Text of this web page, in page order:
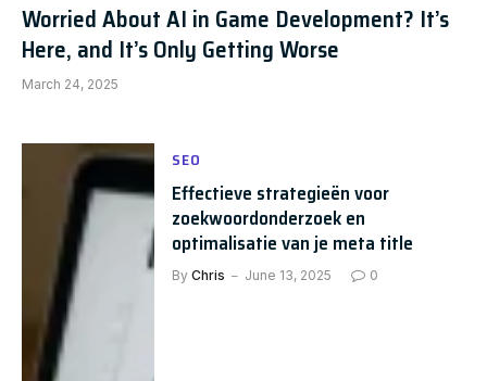
Worried About AI in Game Development? It’s
Here, and It’s Only Getting Worse
March 24, 2025
SEO
Effectieve strategieën voor
zoekwoordonderzoek en
optimalisatie van je meta title
By Chris June 13, 2025 0